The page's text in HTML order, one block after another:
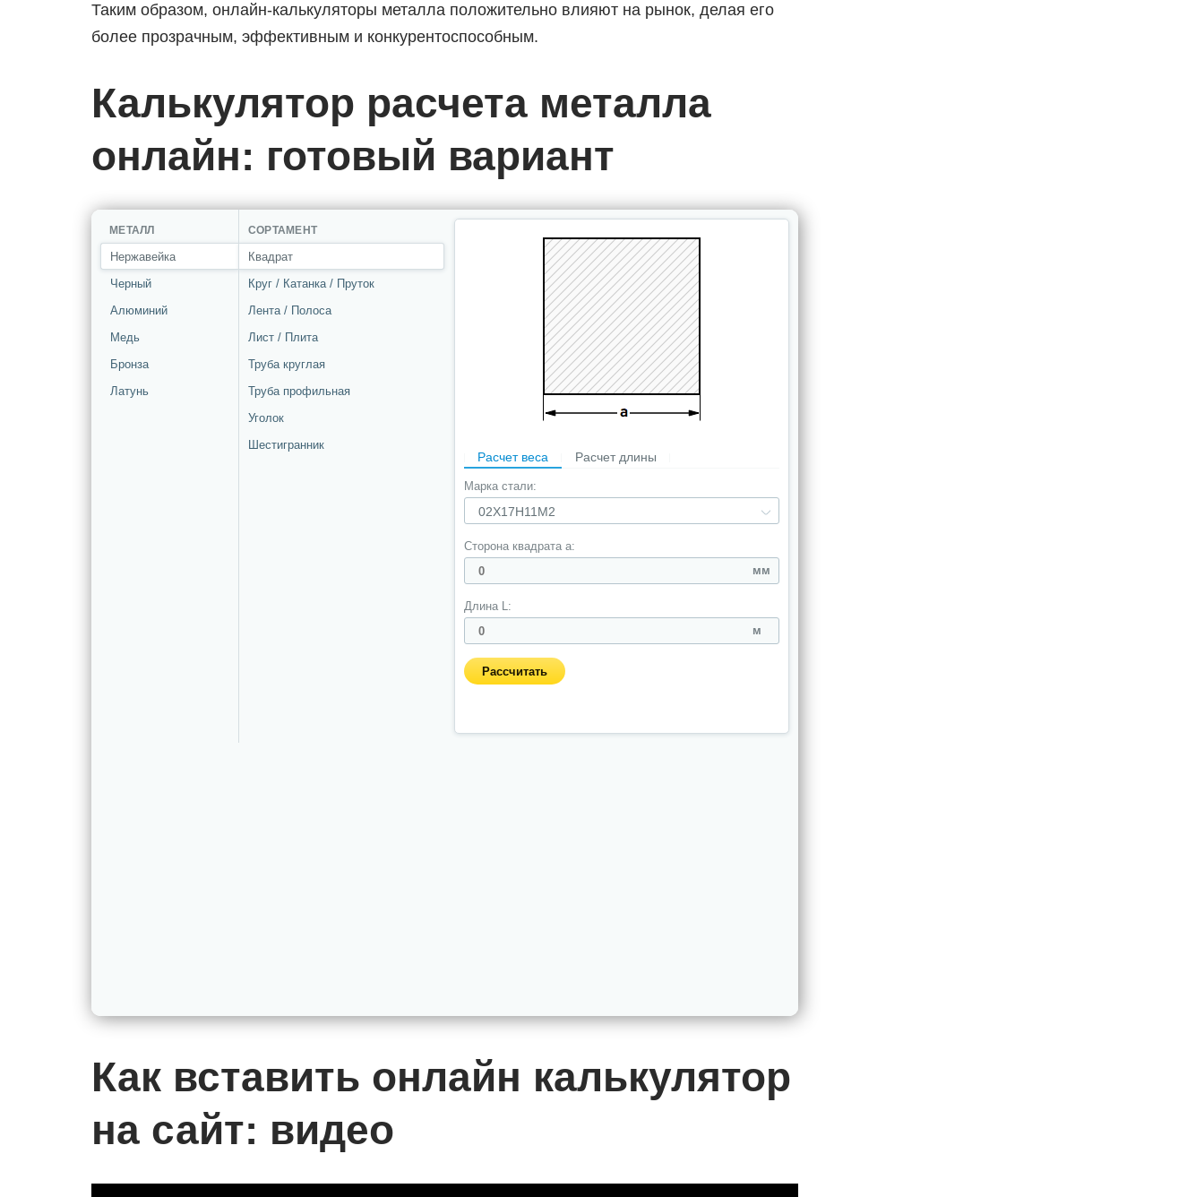
Таким образом, онлайн-калькуляторы металла положительно влияют на рынок, делая его
более прозрачным, эффективным и конкурентоспособным.
Калькулятор расчета металла
онлайн: готовый вариант
Как вставить онлайн калькулятор
на сайт: видео